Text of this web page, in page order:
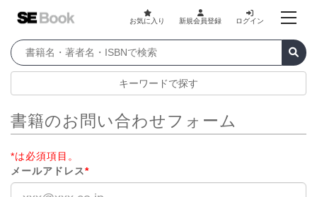
お気に入り 新規会員登録 ログイン
キーワードで探す
書籍のお問い合わせフォーム
*は必須項目。
メールアドレス*